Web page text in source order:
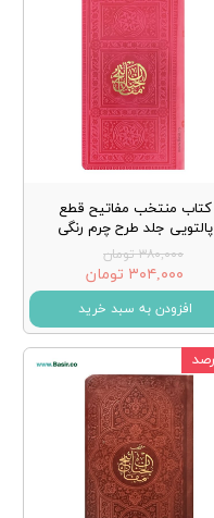
کتاب منتخب مفاتیح قطع
پالتویی جلد طرح چرم رنگی
۳۸۰,۰۰۰ تومان
۳۰۴,۰۰۰ تومان
افزودن به سبد خرید